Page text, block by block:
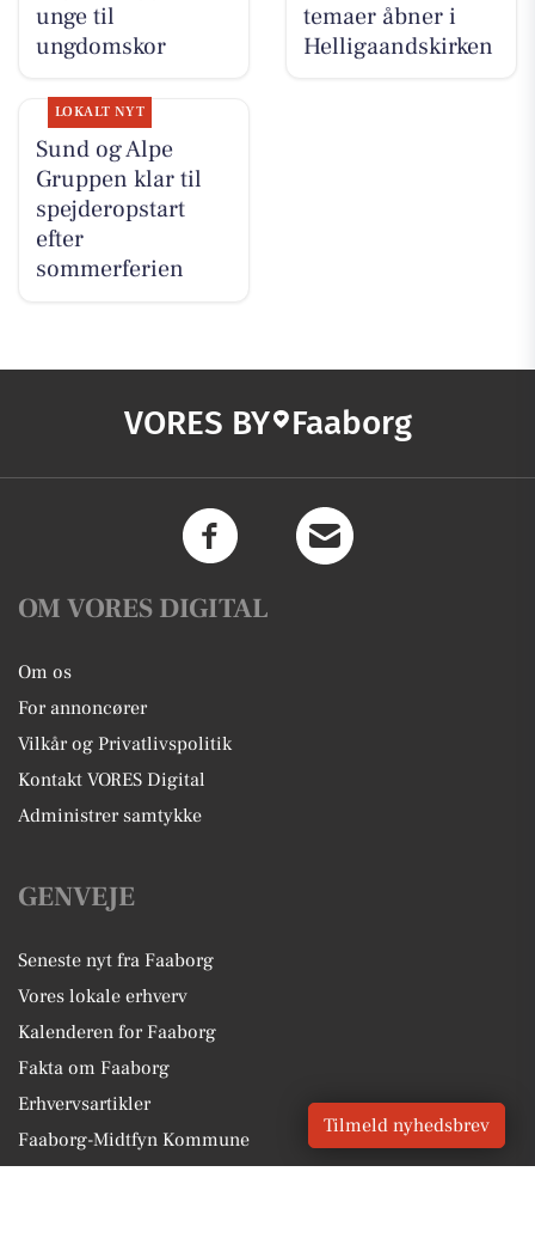
unge til
ungdomskor
temaer åbner i
Helligaandskirken
LOKALT NYT
Sund og Alpe
Gruppen klar til
spejderopstart
efter
sommerferien
VORES BY Faaborg
OM VORES DIGITAL
Om os
For annoncører
Vilkår og Privatlivspolitik
Kontakt VORES Digital
Administrer samtykke
GENVEJE
Seneste nyt fra Faaborg
Vores lokale erhverv
Kalenderen for Faaborg
Fakta om Faaborg
Erhvervsartikler
Faaborg-Midtfyn Kommune
Tilmeld nyhedsbrev